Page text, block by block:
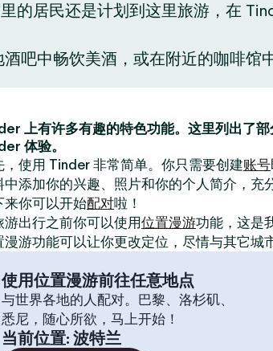
的居民还是计划到这里旅游，在
吧中畅饮美酒，或在附近的咖啡馆
上有许多有趣的特色功能。这里列出了
体验。
，使用 Tinder 非常简单。你只需要创建账号
中添加你的兴趣、照片和你的个人简介，充
来你可以开始配对啦！
游出行之前你可以使用位置漫游功能，这是
漫游功能可以让你更改定位，尽情与其它城
使用位置漫游前往任意地点
与世界各地的人配对。巴黎、洛杉矶、
悉尼，随心所欲，马上开始！
当前位置: 波特兰